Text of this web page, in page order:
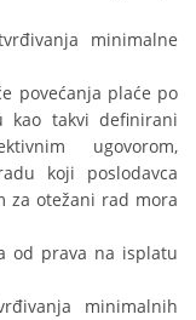
minimalne
povećanja plaće po
kao takvi definirani
ugovorom,
koji poslodavca
za otežani rad mora
od prava na isplatu
minimalnih